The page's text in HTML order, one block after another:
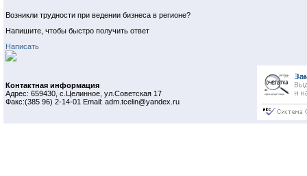
Возникли трудности при ведении бизнеса в регионе?
Напишите, чтобы быстро получить ответ
Написать
Контактная информация
Адрес: 659430, с.Целинное, ул.Советская 17
Факс:(385 96) 2-14-01 Email: adm.tcelin@yandex.ru